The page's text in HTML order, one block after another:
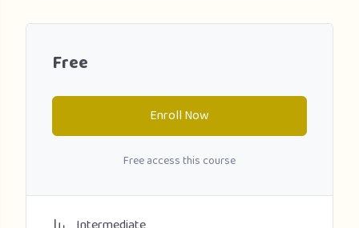
Free
Enroll Now
Free access this course